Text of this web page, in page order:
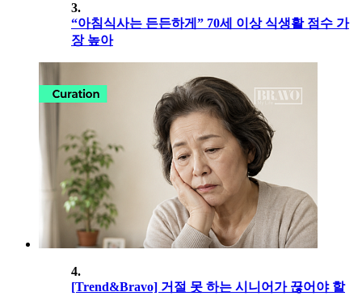
3.
“아침식사는 든든하게” 70세 이상 식생활 점수 가
장 높아
4.
[Trend&Bravo] 거절 못 하는 시니어가 끊어야 할